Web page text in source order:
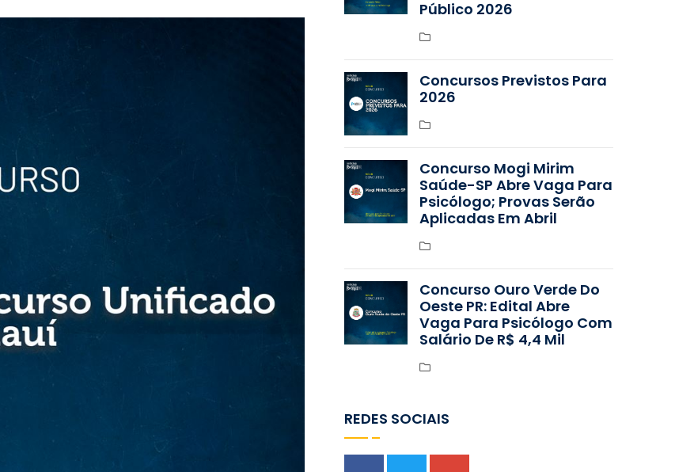
Público 2026
Concursos Previstos Para
2026
Concurso Mogi Mirim
Saúde-SP Abre Vaga Para
Psicólogo; Provas Serão
Aplicadas Em Abril
Concurso Ouro Verde Do
Oeste PR: Edital Abre
Vaga Para Psicólogo Com
Salário De R$ 4,4 Mil
REDES SOCIAIS